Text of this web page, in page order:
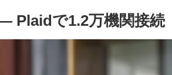
Plaidで1.2万機関接続